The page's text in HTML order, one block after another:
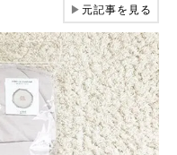
▶元記事を見る